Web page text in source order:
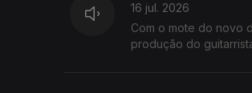
16 jul. 2026
Com o mote do novo
produção do